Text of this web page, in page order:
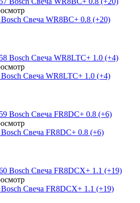
Свеча WR8BC+ 0.8 (+20)
Свеча WR8LTC+ 1.0 (+4)
Свеча FR8DC+ 0.8 (+6)
Свеча FR8DCX+ 1.1 (+19)